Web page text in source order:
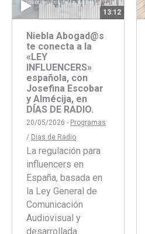
13:12
Niebla Abogad@s
te conecta a la
«LEY
INFLUENCERS»
española, con
Josefina Escobar
y Almécija, en
DÍAS DE RADIO.
20/05/2026 - Programas
/ Dias de Radio
La regulación para
influencers en
España, basada en
la Ley General de
Comunicación
Audiovisual y
desarrollada